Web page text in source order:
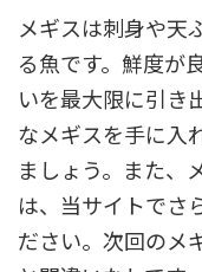
メギスは刺身や天
る魚です。鮮度が
いを最大限に引き
なメギスを手に入
ましょう。また、
は、当サイトでさ
ださい。次回のメ